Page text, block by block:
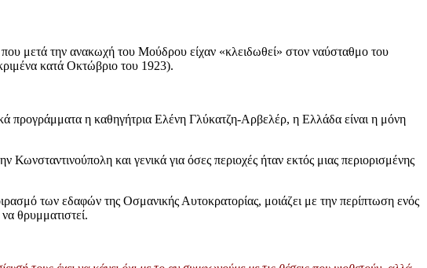
που μετά την ανακωχή του Μούδρου είχαν «κλειδωθεί» στον ναύσταθμο του
κατά Οκτώβριο του 1923).
προγράμματα η καθηγήτρια Ελένη Γλύκατζη-Αρβελέρ, η Ελλάδα είναι η μόνη
και γενικά για όσες περιοχές ήταν εκτός μιας περιορισμένης
των εδαφών της Οσμανικής Αυτοκρατορίας, μοιάζει με την περίπτωση ενός
θρυμματιστεί.